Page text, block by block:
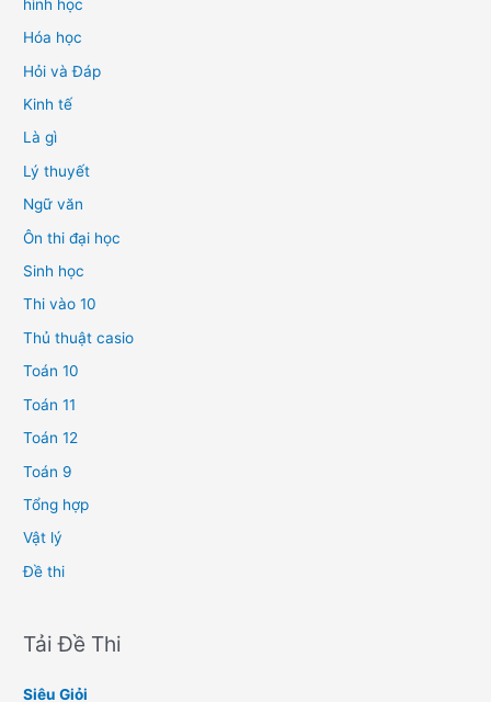
hình học
Hóa học
Hỏi và Đáp
Kinh tế
Là gì
Lý thuyết
Ngữ văn
Ôn thi đại học
Sinh học
Thi vào 10
Thủ thuật casio
Toán 10
Toán 11
Toán 12
Toán 9
Tổng hợp
Vật lý
Đề thi
Tải Đề Thi
Siêu Giỏi